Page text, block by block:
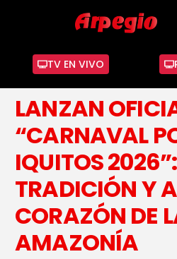
TV EN VIVO
LANZAN
“CARNAVAL
IQUITOS 2026”:
TRADICIÓN Y
CORAZÓN DE
AMAZONÍA